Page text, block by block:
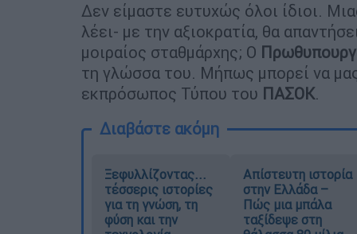
Δεν είμαστε ευτυχώς όλοι ίδιοι.
λέει- με την αξιοκρατία, θα
μοιραίος σταθμάρχης; Ο
τη γλώσσα του. Μήπως μπορεί να
εκπρόσωπος Τύπου του ΠΑΣΟΚ.
Διαβάστε ακόμη
Ξεφυλλίζοντας...
τέσσερις ιστορίες
για τη γνώση, τη
φύση και την
Απίστευτη ιστορία
στην Ελλάδα –
Πώς μια μπάλα
ταξίδεψε στη